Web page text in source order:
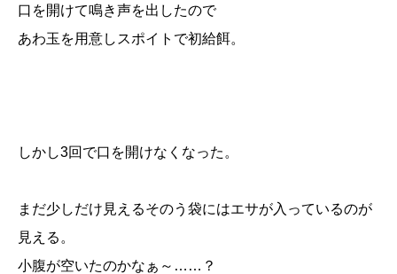
口を開けて鳴き声を出したので
あわ玉を用意しスポイトで初給餌。
しかし3回で口を開けなくなった。
まだ少しだけ見えるそのう袋にはエサが入っているのが
見える。
小腹が空いたのかなぁ～……？